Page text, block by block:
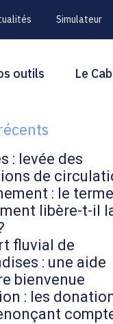
Simulateur
outils Le
: levée des
de
: le
libère-t-il
fluvial de
: une aide
bienvenue
: les